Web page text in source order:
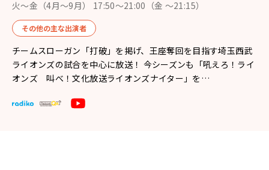
火～金（4月〜9月） 17:50～21:00（金 ～21:15）
その他の主な出演者
チームスローガン「打破」を掲げ、王座奪回を目指す埼玉西武
ライオンズの試合を中心に放送！ 今シーズンも「吼えろ！ライ
オンズ 叫べ！文化放送ライオンズナイター」を…